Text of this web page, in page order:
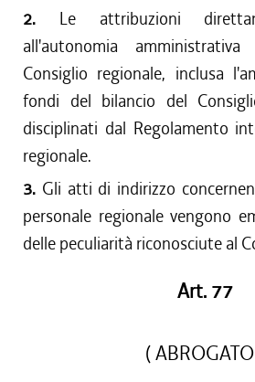
2. Le attribuzioni
all'autonomia
Consiglio regionale, inclusa
fondi del bilancio del
disciplinati dal Regolamento
regionale.
3. Gli atti di indirizzo
personale regionale vengono
delle peculiarità riconosciute al
Art. 77
(